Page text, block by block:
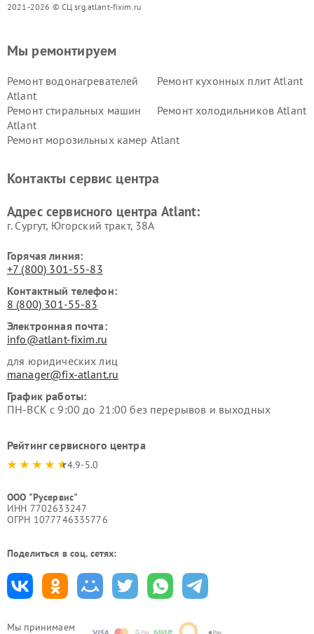
2021-2026 © СЦ srg.atlant-fixim.ru
Мы принимаем
Мы ремонтируем
Ремонт водонагревателей
Atlant
Ремонт кухонных плит Atlant
Ремонт стиральных машин
Atlant
Ремонт холодильников Atlant
Ремонт морозильных камер Atlant
Контакты сервис центра
Адрес сервисного центра Atlant:
г. Сургут, Югорский тракт, 38А
Горячая линия:
+7 (800) 301-55-83
Контактный телефон:
8 (800) 301-55-83
Электронная почта:
info@atlant-fixim.ru
для юридических лиц
manager@fix-atlant.ru
График работы:
ПН-ВСК с 9:00 до 21:00 без перерывов и выходных
Рейтинг сервисного центра
4.9-5.0
ООО "Русервис"
ИНН 7702633247
ОГРН 1077746335776
Поделиться в соц. сетях: